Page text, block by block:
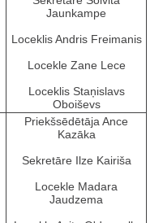
Jaunkampe
Loceklis Andris Freimanis
Locekle Zane Lece
Loceklis Staņislavs
Oboiševs
Priekšsēdētāja Ance
Kazāka
Sekretāre Ilze Kairiša
Locekle Madara
Jaudzema